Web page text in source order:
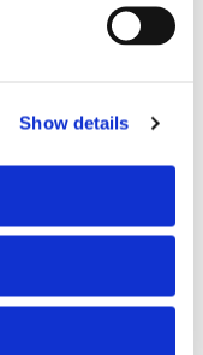
Show details